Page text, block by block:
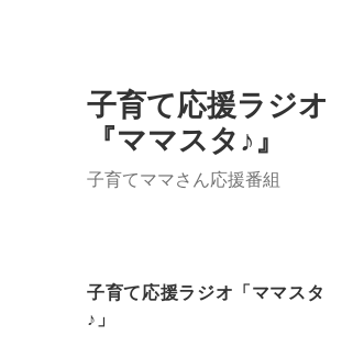
子育て応援ラジオ
『ママスタ♪』
子育てママさん応援番組
子育て応援ラジオ「ママスタ
♪」